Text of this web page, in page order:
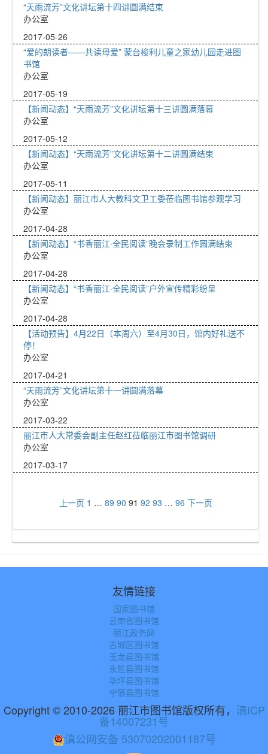
“天雨流芳”文化讲坛第十四讲圆满结束
办公室
2017-05-26
“爱的朗读者——共读母爱” 蒙台梭利儿童之家幼儿园走进图
书馆
办公室
2017-05-19
【新闻动态】“天雨流芳”文化讲坛第十三讲圆满落幕
办公室
2017-05-12
【新闻动态】“天雨流芳”文化讲坛第十二讲圆满结束
办公室
2017-05-11
【新闻动态】丽江市人大教科文卫工委莅临图书馆参观学习
办公室
2017-04-28
【新闻动态】“书香丽江·全民阅读”晚会录制工作圆满结束
办公室
2017-04-28
【新闻动态】“书香丽江·全民阅读”户外宣传精彩纷呈
办公室
2017-04-28
【活动预告】4月22日（本周六）至4月30日，馆内好礼送不
停！
办公室
2017-04-21
“天雨流芳”文化讲坛第十一讲圆满落幕
办公室
2017-03-22
丽江市人大常委会副主任赵红莅临丽江市图书馆调研
办公室
2017-03-17
上一页 1 … 89 90 91 92 93 … 96 下一页
友情链接
国家图书馆
云南省图书馆
丽江政务网
古城区图书馆
玉龙县图书馆
永胜县图书馆
华坪县图书馆
宁蒗县图书馆
Copyright © 2010-2026 丽江市图书馆版权所有， 滇ICP
备14007231号
滇公网安备 53070202001187号